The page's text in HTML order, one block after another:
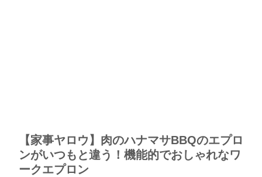
【家事ヤロウ】肉のハナマサBBQのエプロ
ンがいつもと違う！機能的でおしゃれなワ
ークエプロン